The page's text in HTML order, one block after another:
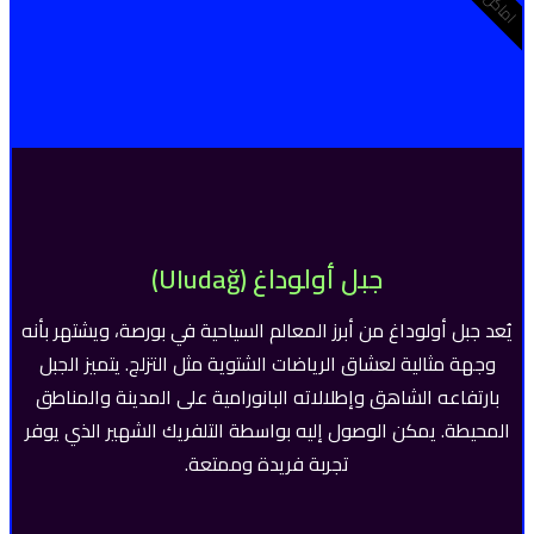
جبل أولوداغ (Uludağ)
يُعد جبل أولوداغ من أبرز المعالم السياحية في بورصة، ويشتهر بأنه
وجهة مثالية لعشاق الرياضات الشتوية مثل التزلج. يتميز الجبل
بارتفاعه الشاهق وإطلالاته البانورامية على المدينة والمناطق
المحيطة. يمكن الوصول إليه بواسطة التلفريك الشهير الذي يوفر
تجربة فريدة وممتعة.